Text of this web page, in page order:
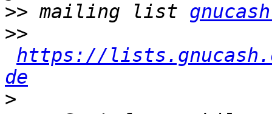
>> mailing list
>>
https://
de
>